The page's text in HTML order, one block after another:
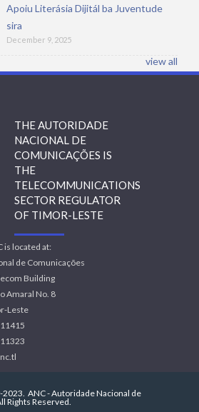
Apoiu Literásia Dijitál ba Juventude
sira
December 9, 2025
view all
THE AUTORIDADE
NACIONAL DE
COMUNICAÇÕES IS
THE
TELECOMMUNICATIONS
SECTOR REGULATOR
OF TIMOR-LESTE
is located at:
de Comunicações
Building
Amaral No. 8
Leste
2023. ANC - Autoridade Nacional de
Rights Reserved.